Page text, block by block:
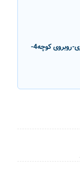
خیابان قاآنی شمالی-خیابان منوچهری-روبروی کوچه4-